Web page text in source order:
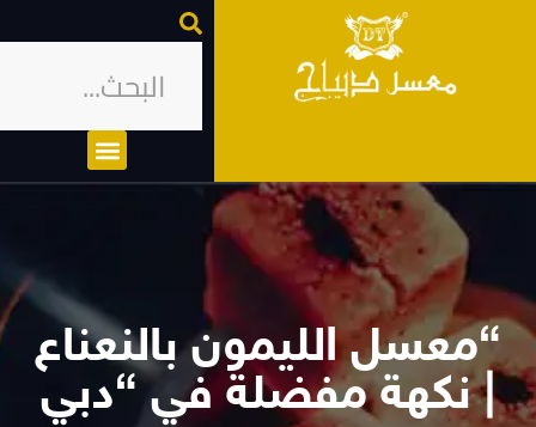
“معسل الليمون بالنعناع
| نكهة مفضلة في “دبي